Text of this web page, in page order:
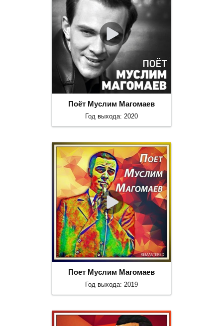
Поёт Муслим Магомаев
Год выхода: 2020
Поет Муслим Магомаев
Год выхода: 2019